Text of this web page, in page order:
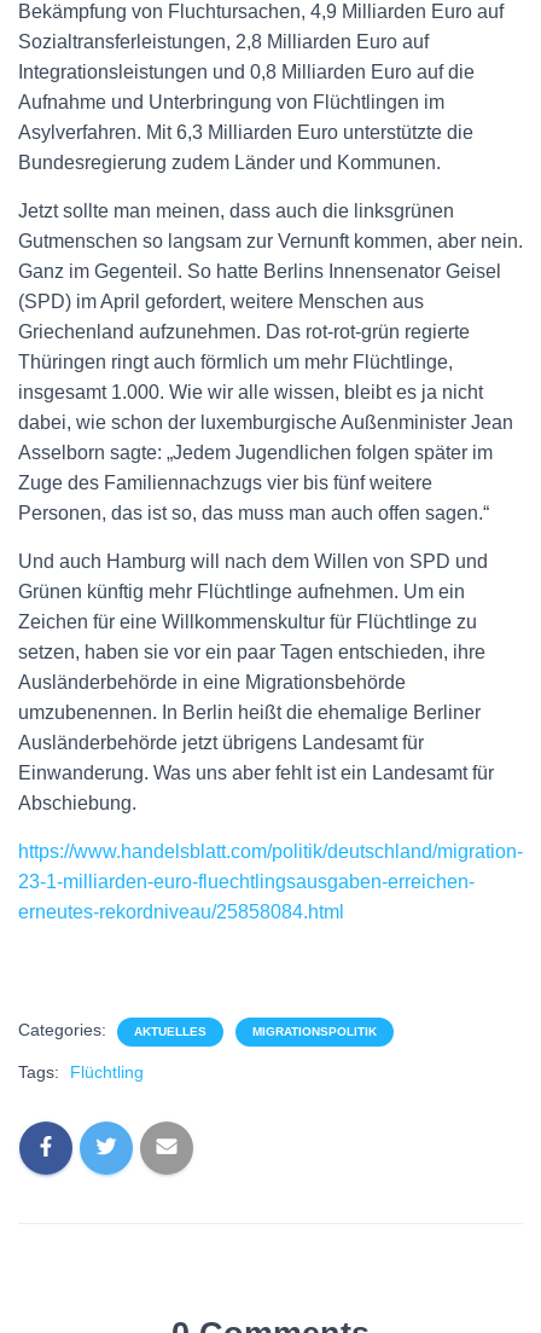
Bekämpfung von Fluchtursachen, 4,9 Milliarden Euro auf
Sozialtransferleistungen, 2,8 Milliarden Euro auf
Integrationsleistungen und 0,8 Milliarden Euro auf die
Aufnahme und Unterbringung von Flüchtlingen im
Asylverfahren. Mit 6,3 Milliarden Euro unterstützte die
Bundesregierung zudem Länder und Kommunen.
Jetzt sollte man meinen, dass auch die linksgrünen
Gutmenschen so langsam zur Vernunft kommen, aber nein.
Ganz im Gegenteil. So hatte Berlins Innensenator Geisel
(SPD) im April gefordert, weitere Menschen aus
Griechenland aufzunehmen. Das rot-rot-grün regierte
Thüringen ringt auch förmlich um mehr Flüchtlinge,
insgesamt 1.000. Wie wir alle wissen, bleibt es ja nicht
dabei, wie schon der luxemburgische Außenminister Jean
Asselborn sagte: „Jedem Jugendlichen folgen später im
Zuge des Familiennachzugs vier bis fünf weitere
Personen, das ist so, das muss man auch offen sagen.“
Und auch Hamburg will nach dem Willen von SPD und
Grünen künftig mehr Flüchtlinge aufnehmen. Um ein
Zeichen für eine Willkommenskultur für Flüchtlinge zu
setzen, haben sie vor ein paar Tagen entschieden, ihre
Ausländerbehörde in eine Migrationsbehörde
umzubenennen. In Berlin heißt die ehemalige Berliner
Ausländerbehörde jetzt übrigens Landesamt für
Einwanderung. Was uns aber fehlt ist ein Landesamt für
Abschiebung.
https://www.handelsblatt.com/politik/deutschland/migration-
23-1-milliarden-euro-fluechtlingsausgaben-erreichen-
erneutes-rekordniveau/25858084.html
Categories: AKTUELLES MIGRATIONSPOLITIK
Tags: Flüchtling